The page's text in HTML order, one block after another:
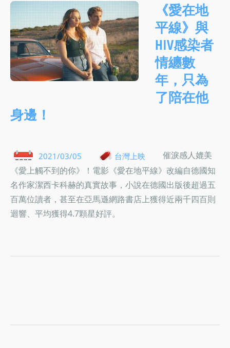
《愛在地
平線》與
HIV感染者
情纏數
年，只為
了陪在他
身邊！
2021/03/05 台灣上映
催淚感人媲美
《愛上觸不到的你》！電影《愛在地平線》改編自德國知
名作家潔西卡科赫的真實故事，小說在德國出版後超過五
百萬位讀者，甚至在亞馬遜網路書店上獲得近兩千四百則
迴響、平均獲得4.7顆星好評。